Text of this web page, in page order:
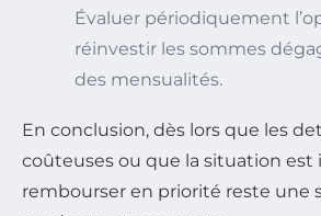
Évaluer périodiquement
réinvestir les sommes
des mensualités.
En conclusion, dès lors que les
coûteuses ou que la situation est
rembourser en priorité reste une